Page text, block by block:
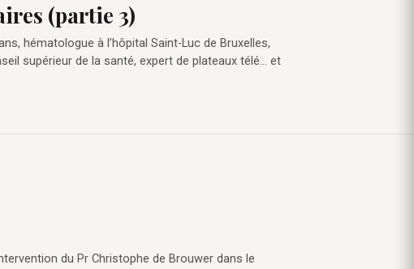
(partie 3)
hématologue à l’hôpital Saint-Luc de Bruxelles,
supérieur de la santé, expert de plateaux télé… et
du Pr Christophe de Brouwer dans le